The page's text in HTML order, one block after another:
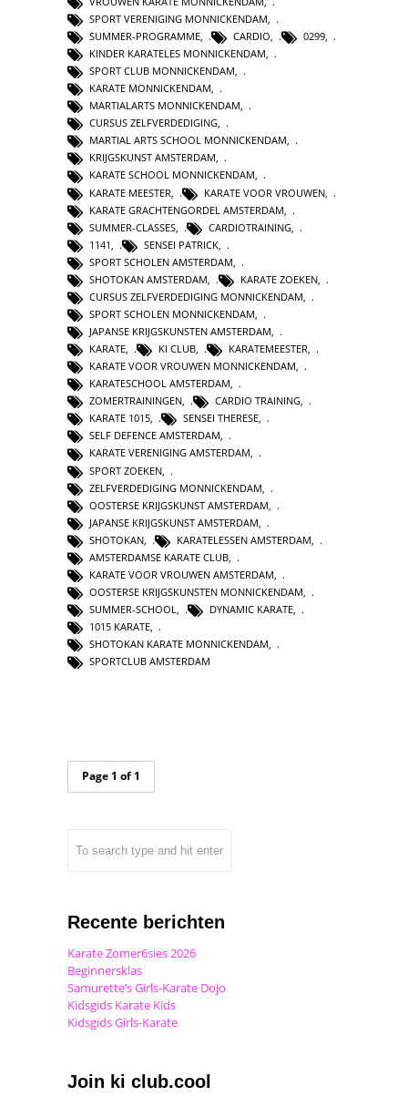
SPORT VERENIGING MONNICKENDAM
SUMMER-PROGRAMME
CARDIO 0299
KINDER KARATELES MONNICKENDAM,
SPORT CLUB MONNICKENDAM,
KARATE MONNICKENDAM,
MARTIALARTS MONNICKENDAM,
CURSUS ZELFVERDEDIGING,
MARTIAL ARTS SCHOOL MONNICKENDAM,
KRIJGSKUNST AMSTERDAM,
KARATE SCHOOL MONNICKENDAM,
KARATE MEESTER
KARATE VOOR VROUWEN
KARATE GRACHTENGORDEL AMSTERDAM
SUMMER-CLASSES
CARDIOTRAINING
1141
SENSEI PATRICK
SPORT SCHOLEN AMSTERDAM
SHOTOKAN AMSTERDAM
KARATE ZOEKEN
CURSUS ZELFVERDEDIGING MONNICKENDAM
SPORT SCHOLEN MONNICKENDAM
JAPANSE KRIJGSKUNSTEN AMSTERDAM,
KARATE, KI CLUB, KARATEMEESTER,
KARATE VOOR VROUWEN MONNICKENDAM,
KARATESCHOOL AMSTERDAM,
ZOMERTRAININGEN, CARDIO TRAINING,
KARATE 1015, SENSEI THERESE,
SELF DEFENCE AMSTERDAM,
KARATE VERENIGING AMSTERDAM,
SPORT ZOEKEN
ZELFVERDEDIGING MONNICKENDAM
OOSTERSE KRIJGSKUNST AMSTERDAM
JAPANSE KRIJGSKUNST AMSTERDAM
SHOTOKAN
KARATELESSEN AMSTERDAM
AMSTERDAMSE KARATE CLUB
KARATE VOOR VROUWEN AMSTERDAM
OOSTERSE KRIJGSKUNSTEN MONNICKENDAM
SUMMER-SCHOOL, DYNAMIC KARATE,
1015 KARATE,
SHOTOKAN KARATE MONNICKENDAM,
SPORTCLUB AMSTERDAM
Page 1 of 1
Recente berichten
Karate Zomer6sies 2026
Beginnersklas
Samurette’s Girls-Karate Dojo
Kidsgids Karate Kids
Kidsgids Girls-Karate
Join ki club.cool